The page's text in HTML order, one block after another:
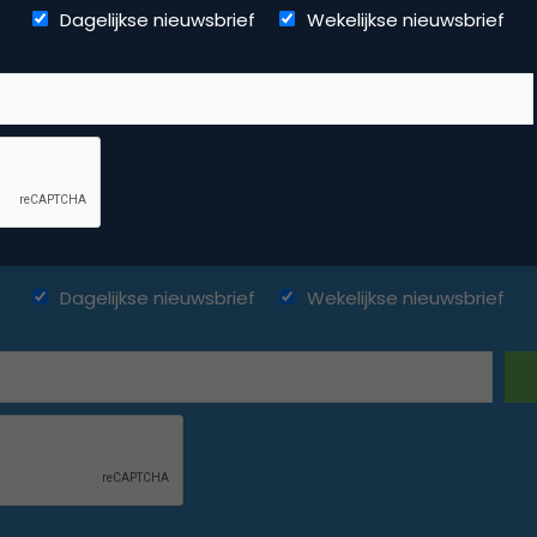
Dagelijkse nieuwsbrief Wekelijkse nieuwsbrief
Elke dag vers. Mis
Dagelijkse nieuwsbrief Wekelijkse nieuwsbrief